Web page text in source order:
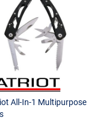
All-In-1 Multipurpose